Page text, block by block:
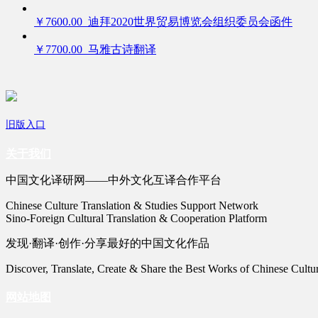
￥7600.00 迪拜2020世界贸易博览会组织委员会函件
￥7700.00 马雅古诗翻译
旧版入口
中国文化译研网——中外文化互译合作平台
Chinese Culture Translation & Studies Support Network
Sino-Foreign Cultural Translation & Cooperation Platform
发现·翻译·创作·分享最好的中国文化作品
Discover, Translate, Create & Share the Best Works of Chinese